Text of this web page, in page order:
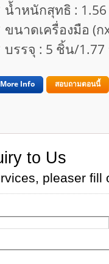
น้ำหนักสุทธิ :
ขนาดเครื่องมือ (ก
บรรจุ : 5 ชิ้น/
More Info สอบถามตอนนี้